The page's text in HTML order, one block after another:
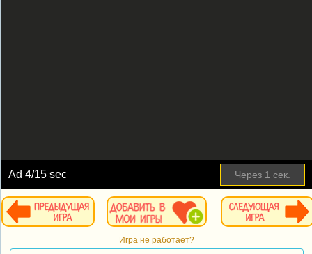
Ad4/15 sec Через 1 сек.
Игра не работает?